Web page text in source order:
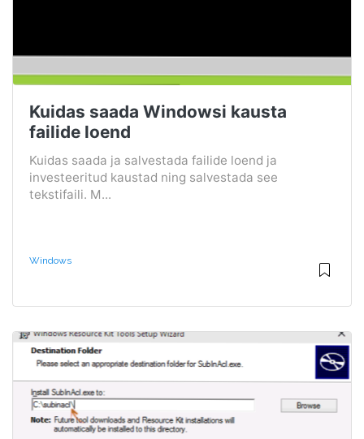
Kuidas saada Windowsi kausta
failide loend
Kuidas saada ja salvestada failide loend ja
investeeritud kaustad ning salvestada see
tekstifaili. M...
Windows